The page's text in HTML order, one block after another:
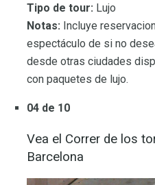
Tipo de tour: Lujo
Notas: Incluye
espectáculo de si no
desde otras ciudades
con paquetes de lujo.
04 de 10
Vea el Correr de los
Barcelona